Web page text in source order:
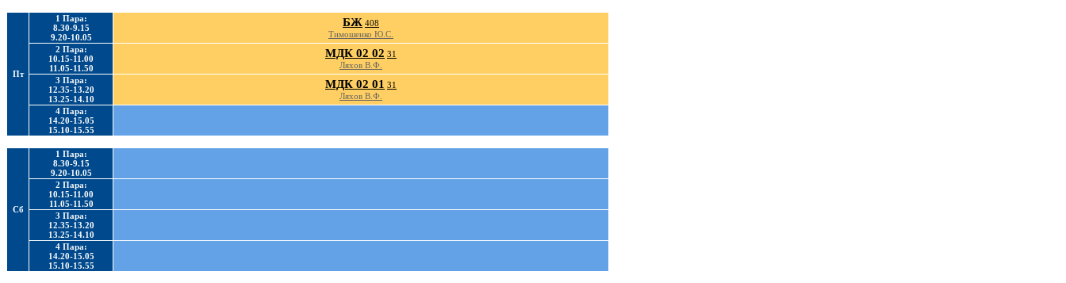
Пт
1 Пара:
8.30-9.15
9.20-10.05
БЖ 408
Тимошенко Ю.С.
2 Пара:
10.15-11.00
11.05-11.50
МДК 02 02 31
Ляхов В.Ф.
3 Пара:
12.35-13.20
13.25-14.10
МДК 02 01 31
Ляхов В.Ф.
4 Пара:
14.20-15.05
15.10-15.55
Сб
1 Пара:
8.30-9.15
9.20-10.05
2 Пара:
10.15-11.00
11.05-11.50
3 Пара:
12.35-13.20
13.25-14.10
4 Пара:
14.20-15.05
15.10-15.55